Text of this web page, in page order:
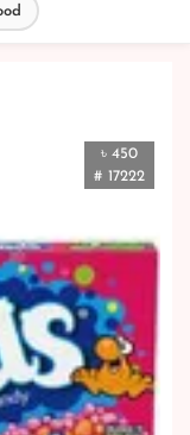
৳ 450
# 17222